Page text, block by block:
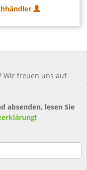
Wir freuen uns auf
absenden, lesen Sie
!